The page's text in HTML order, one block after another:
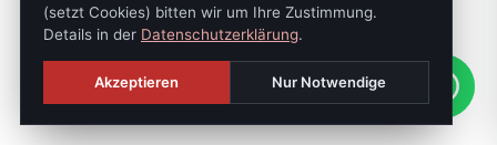
(setzt Cookies) bitten wir um Ihre Zustimmung.
Details in der Datenschutzerklärung.
Akzeptieren Nur Notwendige